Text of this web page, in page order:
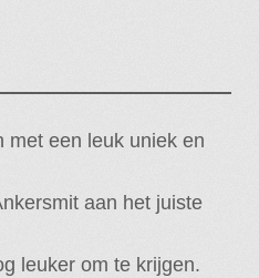
met een leuk uniek en
aan het juiste
leuker om te krijgen.